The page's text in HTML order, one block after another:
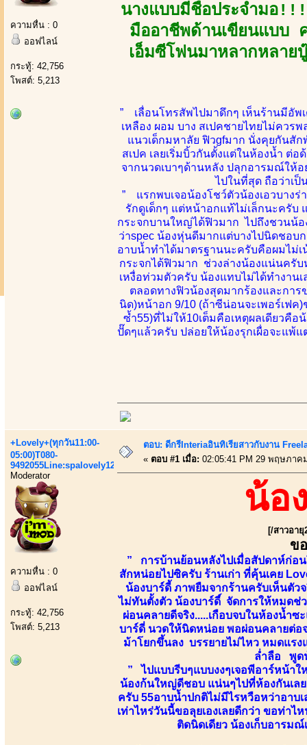
ความหื่น : 0
ออฟไลน์
กระทู้: 42,756
โพสต์: 5,213
นางแบบมีชื่อประจำมอ
มืออาชีพด้านเขียนแบบ
เอ็มซีโฟนมาหลากหลาย
” เลื่อนโทรสัพไปมาดึกๆ เห็นร้านมีอัพ
เหลือง ผอม บาง สเปคชายไทยไม่ควร
แนวเด็กมหาลัย ฟิวgfมาก นั่งคุยกันสั
สเปค เลยเริ่มบิ้วกันตั้งแต่ในห้องน้ำ ต่
จากนวดเบาๆด้านหลัง ปลุกอารมณ์ให้
ไปในที่สุด ถือว่าเ
” แรกพบเจอน้องโชว์ตัวน้องเอวบางร่
รักดูเด็กๆ แต่หน้าอกแท้ไม่เล็กนะครั
กระจกบานใหญ่ได้ฟิวมาก ไปถึงชวนน้
ว่าspec น้องหุ่นดีมากแต่บางไปนิดชอบ
อาบน้ำทำได้มาตรฐานนะครับคือผมไม่
กระจกได้ฟิวมาก ช่วงล่างน้องแน่นครับ
เหงื่อท่วมตัวครับ น้องแทบไม่ได้ทำงาน
ตลอดทางฟิวน้องสุดมากร้องและกา
นิด)หน้าอก 9/10 (ถ้าซีน่อนจะเพอร์เฟค
ซ้ำ55)ที่ไม่ให้10เต็มคือเหตุผลเดียวคื
ปั๊ดๆแล้วครับ ปล่อยให้น้องรุกเผื่อจะแพ้
+Lovely+(ทุกวัน11:00-
05:00)T080-
9492055Line:spalovely123
Moderator
ความหื่น : 0
ออฟไลน์
กระทู้: 42,756
โพสต์: 5,213
ตอบ: ดีกรีInteriaอินทิเรียสาวกับงาน
« ตอบ #1 เมื่อ: 02:05:41 PM 29 พฤษภาค
น้อ
[/สาวอายุ
ข
” การบ้านย้อนหลังไปเมื่อสัปดาห์ก่อน
สักหน่อยไปซิครับ ร้านเก่า ที่คุ้นเคย
น้องบาร์ดี้ ภาพยืมจากร้านครับเห็นตัว
ไม่ทันตั้งตัว น้องบาร์ดี์ จัดการให้หมดช่
ผ่อนคลายดีจริง.....เกือบจบในห้องน้ำ
บาร์ดี่ นวดให้นิดหน่อย พอผ่อนคลายต่อ
ม้าโยกขึ้นลง บรรยายไม่ไหว หมดแร
ล่ำลือ พูด
” ไปแบบรีบๆแบบงงๆเจอพีอาร์หน้า
น้องก้นใหญ่ดีชอบ แน่นๆไปที่ห้องกันเล
ครับ 55อาบน้ำปกติไม่มีไรหวือหว่าอาบ
เท่าไหร่วันนี้ขอลุยเองเลยดีกว่า ขอท่าไ
ติดนิดเดียว น้องเก็บอารม